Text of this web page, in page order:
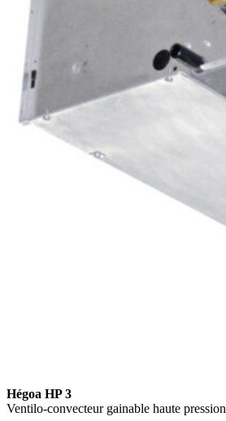
Hégoa HP 3
Ventilo-convecteur gainable haute pression